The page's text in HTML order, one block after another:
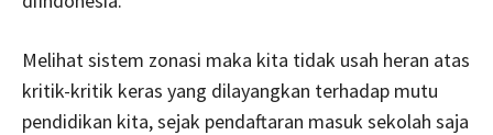
Melihat sistem zonasi maka kita tidak usah heran atas
kritik-kritik keras yang dilayangkan terhadap mutu
pendidikan kita, sejak pendaftaran masuk sekolah saja